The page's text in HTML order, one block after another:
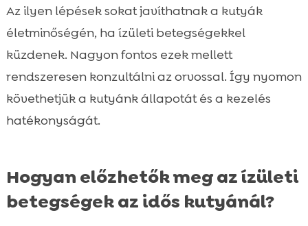
Az ilyen lépések sokat javíthatnak a kutyák
életminőségén, ha ízületi betegségekkel
küzdenek. Nagyon fontos ezek mellett
rendszeresen konzultálni az orvossal. Így nyomon
követhetjük a kutyánk állapotát és a kezelés
hatékonyságát.
Hogyan előzhetők meg az ízületi
betegségek az idős kutyánál?